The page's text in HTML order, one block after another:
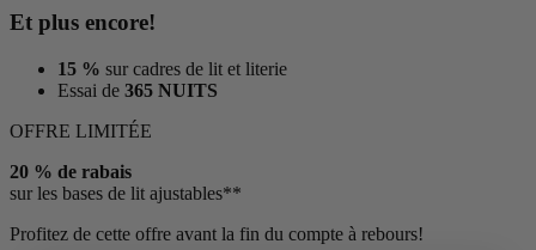
Et plus encore!
15 % sur cadres de lit et literie
Essai de 365 NUITS
OFFRE LIMITÉE
20 % de rabais
sur les bases de lit ajustables**
Profitez de cette offre avant la fin du compte à rebours!